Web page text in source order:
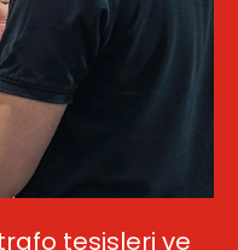
tesisleri ve